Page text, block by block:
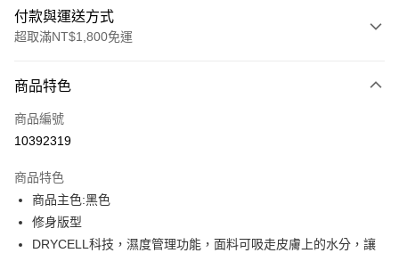
付款與運送方式
超取滿NT$1,800免運
信用卡一次付款
LINE Pay
街口支付
悠遊付
商品特色
商品編號
10392319
商品特色
商品主色:黑色
修身版型
DRYCELL科技，濕度管理功能，面料可吸走皮膚上的水分，讓